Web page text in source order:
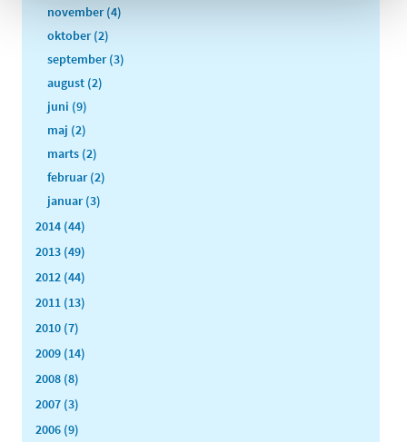
november (4)
oktober (2)
september (3)
august (2)
juni (9)
maj (2)
marts (2)
februar (2)
januar (3)
2014 (44)
2013 (49)
2012 (44)
2011 (13)
2010 (7)
2009 (14)
2008 (8)
2007 (3)
2006 (9)